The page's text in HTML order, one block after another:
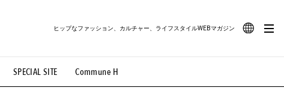
SPECIAL SITE Commune H
ヒップなファッション、カルチャー、ライフスタイルWEBマガジン
#路地裏てぃーん。 #MONTHLY JOURNAL